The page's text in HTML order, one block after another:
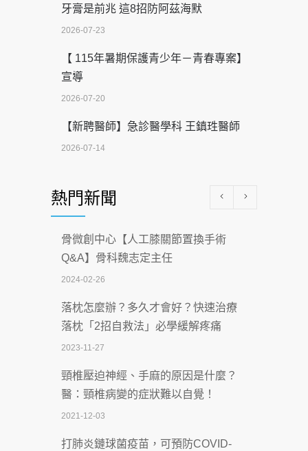
牙膏是前兆 這8招防阿茲海默
2026-07-23
【 115年暑期保護青少年－青春專案】
宣導
2026-07-20
【新聘醫師】急診醫學科 王鎮珄醫師
2026-07-14
科能量
2026-07-08
沒菸酒也瀕臨洗腎？65歲男靠「這習
慣」逆轉腎功能 醫揭3招救命
2026-07-08
體溫飆破41度！醫連收兩例中暑病例：
致死率達8成
2026-07-07
深耕萬華55年 西園醫院回顧發展歷程與
智慧 醫療布局
2026-07-06
【115年臺北市「防癌保衛戰：健康好禮
熱門新聞
骨微創中心【人工膝關節置換手術
Q&A】骨科魏志定主任
2024-02-26
落枕怎麼辦？多久才會好？快速治療
落枕「2招自救法」必學緩解疼痛
2023-11-27
頸椎壓迫神經、手麻的原因是什麼？
醫：頸椎病變的症狀難以自覺！
2021-12-03
打肺炎鏈球菌疫苗，可預防COVID-